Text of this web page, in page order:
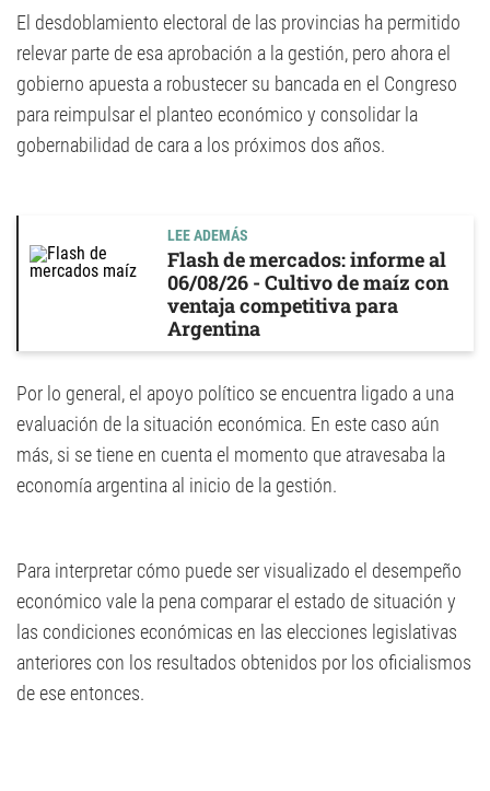
El desdoblamiento electoral de las provincias ha permitido
relevar parte de esa aprobación a la gestión, pero ahora el
gobierno apuesta a robustecer su bancada en el Congreso
para reimpulsar el planteo económico y consolidar la
gobernabilidad de cara a los próximos dos años.
LEE ADEMÁS
Flash de mercados: informe al
06/08/26 - Cultivo de maíz con
ventaja competitiva para
Argentina
Por lo general, el apoyo político se encuentra ligado a una
evaluación de la situación económica. En este caso aún
más, si se tiene en cuenta el momento que atravesaba la
economía argentina al inicio de la gestión.
Para interpretar cómo puede ser visualizado el desempeño
económico vale la pena comparar el estado de situación y
las condiciones económicas en las elecciones legislativas
anteriores con los resultados obtenidos por los oficialismos
de ese entonces.